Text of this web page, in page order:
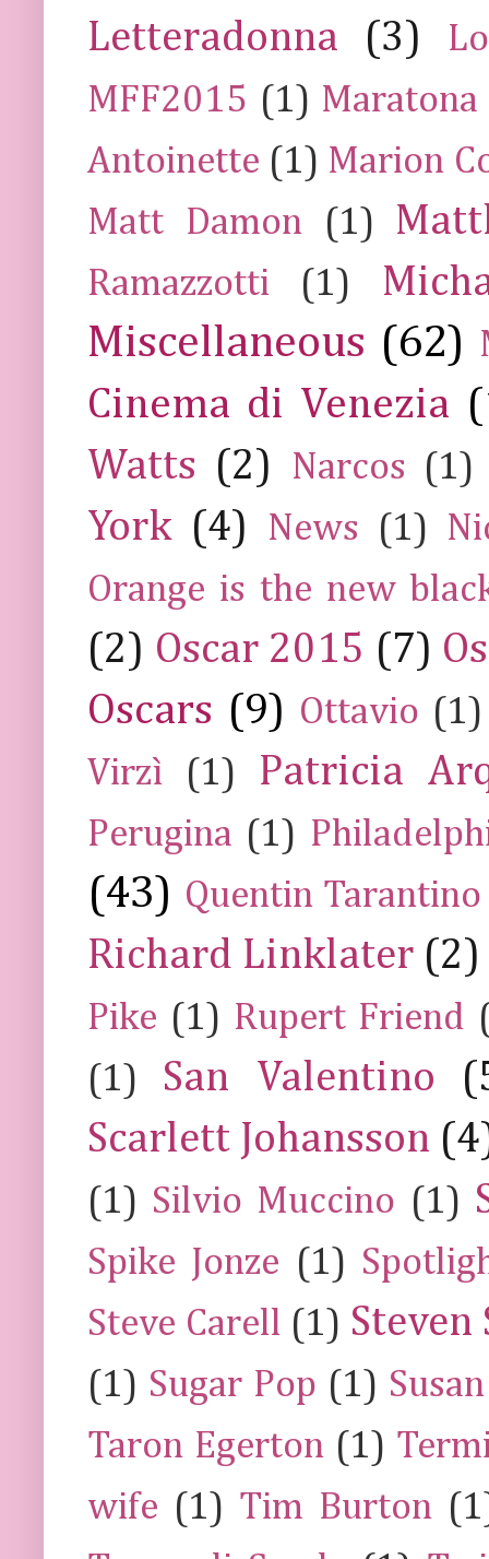
Letteradonna (3)
MFF2015 (1) Maratona
Antoinette (1) Marion
Matt Damon
(1)
Ramazzotti (1)
Miscellaneous (62)
Cinema di Venezia
Watts (2) Narcos (1)
York (4) News (1)
Orange is the new
(2) Oscar 2015 (7)
Oscars (9) Ottavio (1)
Virzì
(1) Patricia
Perugina (1)
(43) Quentin Tarantino
Richard Linklater (2)
Pike (1) Rupert Friend
(1)
San Valentino
Scarlett Johansson
(1) Silvio Muccino (1)
Spike Jonze (1)
Steve Carell (1) Steven
(1) Sugar Pop (1)
Taron Egerton (1)
wife (1) Tim Burton